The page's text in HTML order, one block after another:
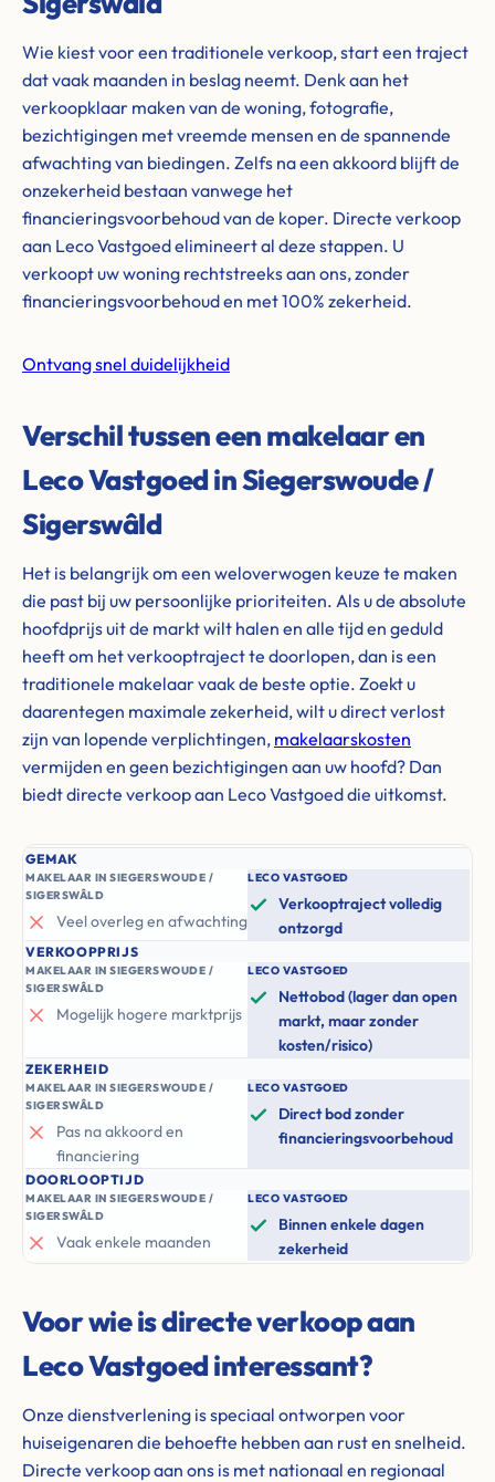
Wie kiest voor een traditionele verkoop, start een traject
dat vaak maanden in beslag neemt. Denk aan het
verkoopklaar maken van de woning, fotografie,
bezichtigingen met vreemde mensen en de spannende
afwachting van biedingen. Zelfs na een akkoord blijft de
onzekerheid bestaan vanwege het
financieringsvoorbehoud van de koper. Directe verkoop
aan Leco Vastgoed elimineert al deze stappen. U
verkoopt uw woning rechtstreeks aan ons, zonder
financieringsvoorbehoud en met 100% zekerheid.
Ontvang snel duidelijkheid
Verschil tussen een makelaar en
Leco Vastgoed in Siegerswoude /
Sigerswâld
Het is belangrijk om een weloverwogen keuze te maken
die past bij uw persoonlijke prioriteiten. Als u de absolute
hoofdprijs uit de markt wilt halen en alle tijd en geduld
heeft om het verkooptraject te doorlopen, dan is een
traditionele makelaar vaak de beste optie. Zoekt u
daarentegen maximale zekerheid, wilt u direct verlost
zijn van lopende verplichtingen, makelaarskosten
vermijden en geen bezichtigingen aan uw hoofd? Dan
biedt directe verkoop aan Leco Vastgoed die uitkomst.
GEMAK
MAKELAAR IN SIEGERSWOUDE /
SIGERSWÂLD
Veel overleg en afwachting
LECO VASTGOED
Verkooptraject volledig
ontzorgd
VERKOOPPRIJS
MAKELAAR IN SIEGERSWOUDE /
SIGERSWÂLD
Mogelijk hogere marktprijs
LECO VASTGOED
Nettobod (lager dan open
markt, maar zonder
kosten/risico)
ZEKERHEID
MAKELAAR IN SIEGERSWOUDE /
SIGERSWÂLD
Pas na akkoord en
financiering
LECO VASTGOED
Direct bod zonder
financieringsvoorbehoud
DOORLOOPTIJD
MAKELAAR IN SIEGERSWOUDE /
SIGERSWÂLD
Vaak enkele maanden
LECO VASTGOED
Binnen enkele dagen
zekerheid
Voor wie is directe verkoop aan
Leco Vastgoed interessant?
Onze dienstverlening is speciaal ontworpen voor
huiseigenaren die behoefte hebben aan rust en snelheid.
Directe verkoop aan ons is met nationaal en regionaal